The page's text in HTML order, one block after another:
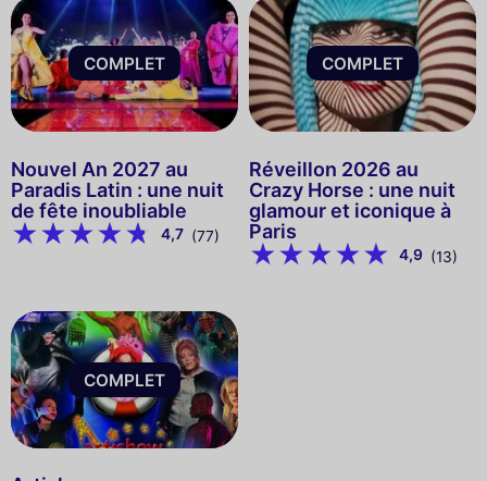
COMPLET
Nouvel An 2027 au
Paradis Latin : une nuit
de fête inoubliable
4,7 (77)
COMPLET
Réveillon 2026 au
Crazy Horse : une nuit
glamour et iconique à
Paris
4,9 (13)
COMPLET